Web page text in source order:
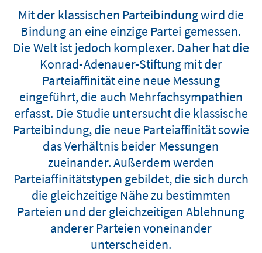
Mit der klassischen Parteibindung wird die
Bindung an eine einzige Partei gemessen.
Die Welt ist jedoch komplexer. Daher hat die
Konrad-Adenauer-Stiftung mit der
Parteiaffinität eine neue Messung
eingeführt, die auch Mehrfachsympathien
erfasst. Die Studie untersucht die klassische
Parteibindung, die neue Parteiaffinität sowie
das Verhältnis beider Messungen
zueinander. Außerdem werden
Parteiaffinitätstypen gebildet, die sich durch
die gleichzeitige Nähe zu bestimmten
Parteien und der gleichzeitigen Ablehnung
anderer Parteien voneinander
unterscheiden.